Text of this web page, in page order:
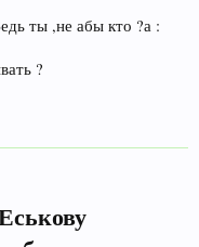
ты ,не абы кто ?а :
?